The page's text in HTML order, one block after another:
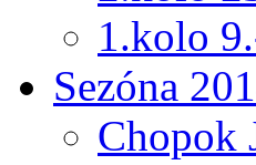
1.kolo
Sezóna
Chopok